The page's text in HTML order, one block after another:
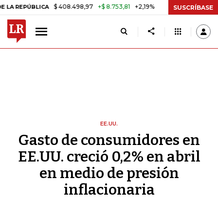
$ 408.498,97 +$ 8.753,81 +2,19% TASA DE USURASUSCRÍBASE
EE.UU.
Gasto de consumidores en
EE.UU. creció 0,2% en abril
en medio de presión
inflacionaria